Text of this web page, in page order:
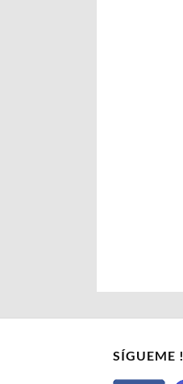
SÍGUEME !